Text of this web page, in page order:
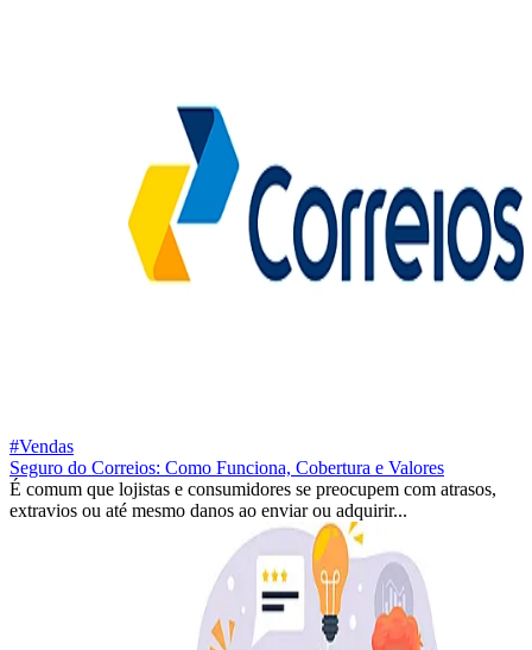
#Vendas
Seguro do Correios: Como Funciona, Cobertura e Valores
É comum que lojistas e consumidores se preocupem com atrasos,
extravios ou até mesmo danos ao enviar ou adquirir...